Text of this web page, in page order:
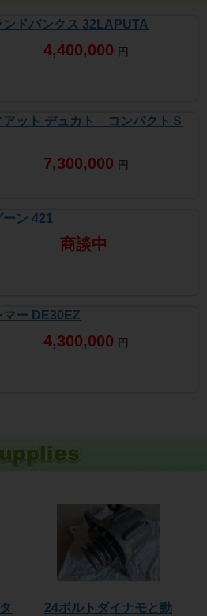
ンドバンクス 32LAPUTA
4,400,000 円
アット デュカト コンパクトＳ
7,300,000 円
ーン 421
商談中
マー DE30EZ
4,300,000 円
24ボルトダイナモと動